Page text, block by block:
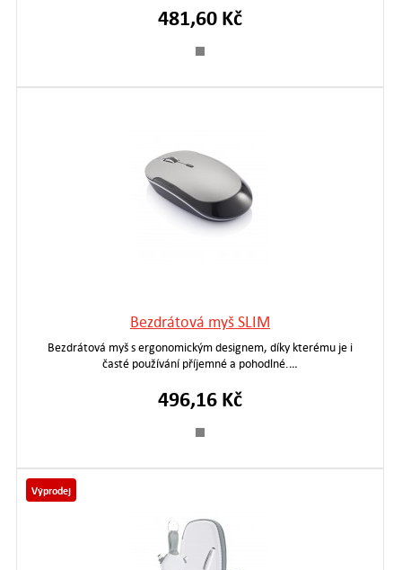
481,60 Kč
Bezdrátová myš SLIM
Bezdrátová myš s ergonomickým designem, díky kterému je i
časté používání příjemné a pohodlné.…
496,16 Kč
Výprodej